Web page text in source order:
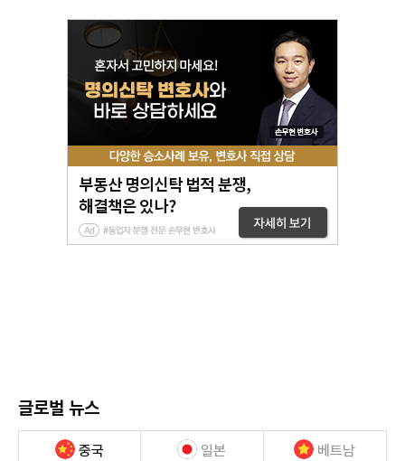
글로벌 뉴스
중국 일본 베트남